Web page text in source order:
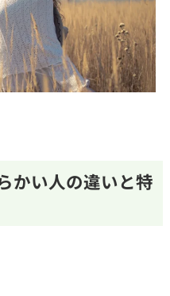
かい人の違いと特